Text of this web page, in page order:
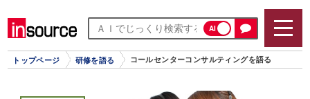
AI
トップページ 研修を語る コールセンターコンサルティングを語る